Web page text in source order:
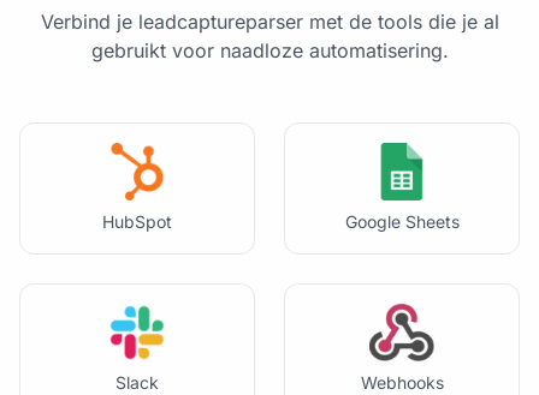
Verbind je leadcaptureparser met de tools die je al
gebruikt voor naadloze automatisering.
HubSpot Google Sheets
Slack Webhooks